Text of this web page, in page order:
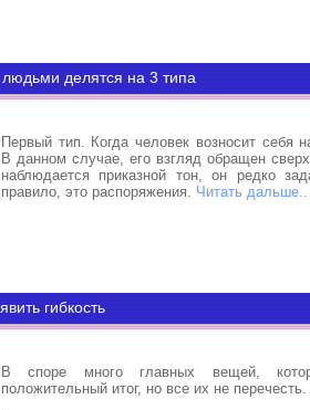
делятся на 3 типа
Первый тип. Когда человек возносит себя
В данном случае, его взгляд обращен
наблюдается приказной тон, он редко
правило, это распоряжения. Читать дальше..
гибкость
В споре много главных вещей,
положительный итог, но все их не перечесть.